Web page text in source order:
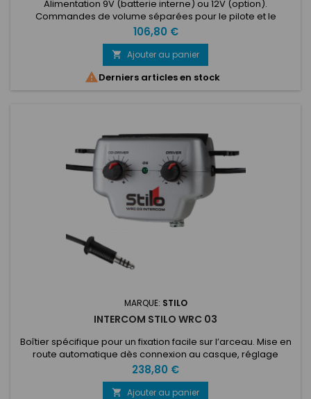
Alimentation 9V (batterie interne) ou 12V (option).
Commandes de volume séparées pour le pilote et le
copilote. Qualité audio améliorée. LED ON/OFF. Spécialement
conçue pour être fixée sur l’arceau. Connectiques type « jack
» vers les casques. Sortie audio. Il est possible d'alimenter
cette radio en 12 volts avec l’adaptateur référence YB0100
Prix
106,80 €
 Ajouter au panier
Derniers articles en stock
MARQUE: STILO
INTERCOM STILO WRC 03
Boîtier spécifique pour un fixation facile sur l’arceau. Mise en
route automatique dès connexion au casque, réglage
individuel du son. 9v ou 12v avec adaptateur. fonctionne avec
le casque WRC,SR3,TROPHY PLUS et PELTOR avec adaptateur.
Prix
238,80 €
 Ajouter au panier